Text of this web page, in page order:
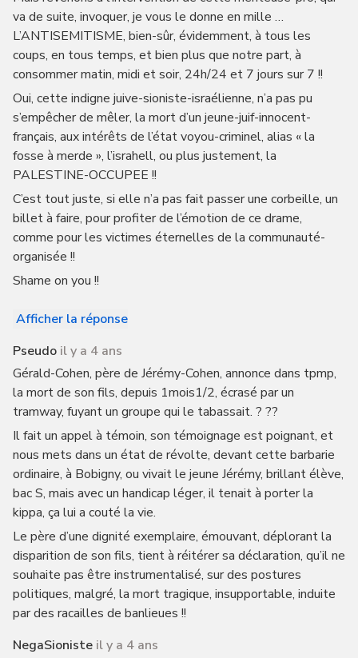
va de suite, invoquer, je vous le donne en mille …
L’ANTISEMITISME, bien-sûr, évidemment, à tous les
coups, en tous temps, et bien plus que notre part, à
consommer matin, midi et soir, 24h/24 et 7 jours sur 7 !!
Oui, cette indigne juive-sioniste-israélienne, n’a pas pu
s’empêcher de mêler, la mort d’un jeune-juif-innocent-
français, aux intérêts de l’état voyou-criminel, alias « la
fosse à merde », l’israhell, ou plus justement, la
PALESTINE-OCCUPEE !!
C’est tout juste, si elle n’a pas fait passer une corbeille, un
billet à faire, pour profiter de l’émotion de ce drame,
comme pour les victimes éternelles de la communauté-
organisée !!
Shame on you !!
Afficher la réponse
Pseudo il y a 4 ans
Gérald-Cohen, père de Jérémy-Cohen, annonce dans tpmp,
la mort de son fils, depuis 1mois1/2, écrasé par un
tramway, fuyant un groupe qui le tabassait. ? ??
Il fait un appel à témoin, son témoignage est poignant, et
nous mets dans un état de révolte, devant cette barbarie
ordinaire, à Bobigny, ou vivait le jeune Jérémy, brillant élève,
bac S, mais avec un handicap léger, il tenait à porter la
kippa, ça lui a couté la vie.
Le père d’une dignité exemplaire, émouvant, déplorant la
disparition de son fils, tient à réitérer sa déclaration, qu’il ne
souhaite pas être instrumentalisé, sur des postures
politiques, malgré, la mort tragique, insupportable, induite
par des racailles de banlieues !!
NegaSioniste il y a 4 ans